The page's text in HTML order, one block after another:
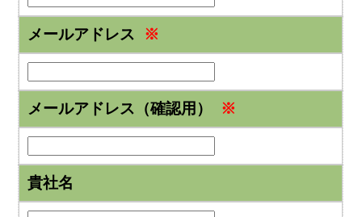
メールアドレス ※
メールアドレス（確認用） ※
貴社名